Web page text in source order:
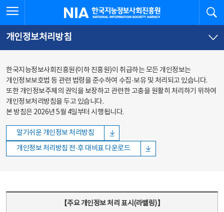
바로가기
바로가기
한국지능정보사회진흥원
개인정보처리방침
한국지능정보사회진흥원(이하 진흥원)이 취급하는 모든 개인정보는
개인정보보호법 등 관련 법령을 준수하여 수집·보유 및 처리되고 있습니다.
또한 개인정보주체의 권익을 보장하고 관련한 고충을 원활히 처리하기 위하여
개인정보처리방침을 두고 있습니다.
본 방침은 2026년 5월 4일부터 시행됩니다.
알기쉬운 개인정보 처리방침
개인정보 처리방침 전·후 대비표 다운로드
【주요 개인정보 처리 표시(라벨링)】